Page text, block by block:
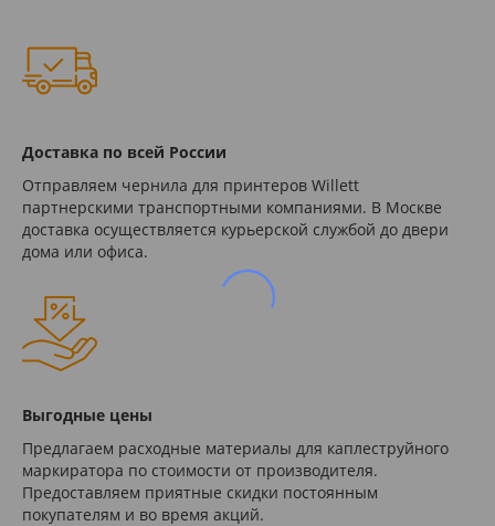
Доставка по всей России
Отправляем чернила для принтеров Willett
партнерскими транспортными компаниями. В Москве
доставка осуществляется курьерской службой до двери
дома или офиса.
Выгодные цены
Предлагаем расходные материалы для каплеструйного
маркиратора по стоимости от производителя.
Предоставляем приятные скидки постоянным
покупателям и во время акций.